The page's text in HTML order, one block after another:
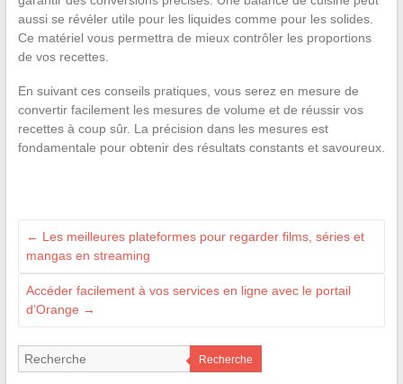
aussi se révéler utile pour les liquides comme pour les solides.
Ce matériel vous permettra de mieux contrôler les proportions
de vos recettes.
En suivant ces conseils pratiques, vous serez en mesure de
convertir facilement les mesures de volume et de réussir vos
recettes à coup sûr. La précision dans les mesures est
fondamentale pour obtenir des résultats constants et savoureux.
← Les meilleures plateformes pour regarder films, séries et
mangas en streaming
Accéder facilement à vos services en ligne avec le portail
d’Orange →
Recherche